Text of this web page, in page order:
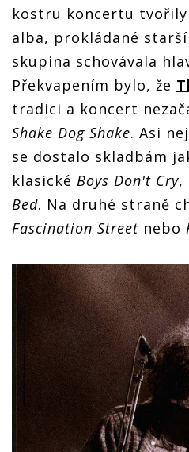
kostru koncertu tvořily
alba, prokládané
skupina schovávala
Překvapením bylo, že
tradici a koncert
Shake Dog Shake. Asi
se dostalo skladbám
klasické Boys Don't Cry,
Bed. Na druhé straně
Fascination Street nebo